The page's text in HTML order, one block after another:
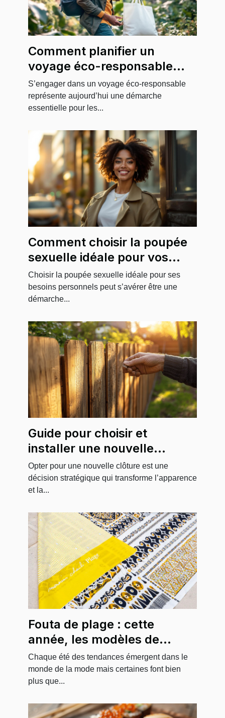
Comment planifier un
voyage éco-responsable
pour minimiser son impact
environnemental
S’engager dans un voyage éco-responsable
représente aujourd’hui une démarche
essentielle pour les...
Comment choisir la poupée
sexuelle idéale pour vos
besoins personnels
Choisir la poupée sexuelle idéale pour ses
besoins personnels peut s’avérer être une
démarche...
Guide pour choisir et
installer une nouvelle
clôture durable
Opter pour une nouvelle clôture est une
décision stratégique qui transforme l’apparence
et la...
Fouta de plage : cette
année, les modèles de
Monsieur Charli font
sensation !
Chaque été des tendances émergent dans le
monde de la mode mais certaines font bien
plus que...